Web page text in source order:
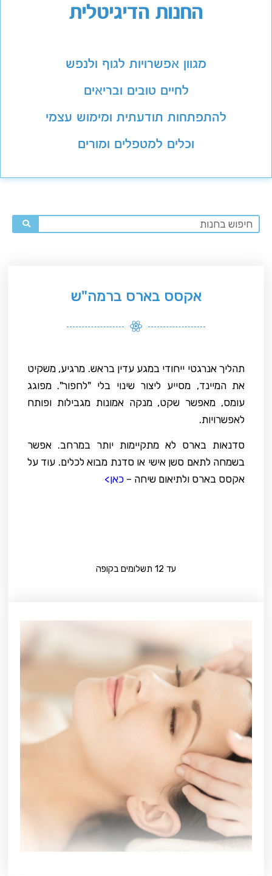
החנות הדיגיטלית
מגוון אפשרויות לגוף ולנפש
לחיים טובים ובריאים
להתפתחות תודעתית ומימוש עצמי
וכלים למטפלים ומורים
אקסס בארס ברמה"ש
תהליך אנרגטי ייחודי במגע עדין בראש. מרגיע, משקיט
את המיינד, מסייע ליצור שינוי בלי "לחפור". מפוגג
עומס, מאפשר שקט, מנקה אמונות מגבילות ופותח
לאפשרויות.
סדנאות בארס לא מתקיימות יותר במרחב. אפשר
בשמחה לתאם סשן אישי או סדנת מבוא לכלים. עוד על
אקסס בארס ולתיאום שיחה – כאן>
עד 12 תשלומים בקופה